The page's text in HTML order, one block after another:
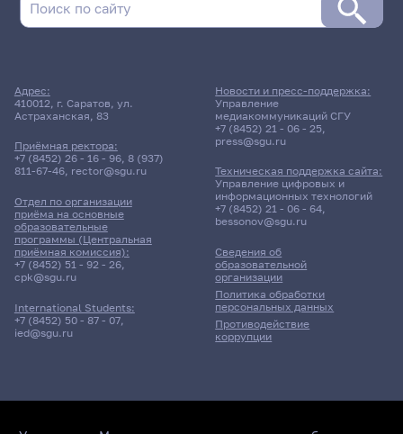
Адрес:
410012, г. Саратов, ул.
Астраханская, 83
Приёмная ректора:
+7 (8452) 26 - 16 - 96, 8 (937)
811-67-46, rector@sgu.ru
Отдел по организации
приёма на основные
образовательные
программы (Центральная
приёмная комиссия):
+7 (8452) 51 - 92 - 26,
cpk@sgu.ru
International Students:
+7 (8452) 50 - 87 - 07,
ied@sgu.ru
Сведения об
образовательной
организации
Политика обработки
персональных данных
Противодействие
коррупции
Новости и пресс-поддержка:
Управление
медиакоммуникаций СГУ
+7 (8452) 21 - 06 - 25,
press@sgu.ru
Техническая поддержка сайта:
Управление цифровых и
информационных технологий
+7 (8452) 21 - 06 - 64,
bessonov@sgu.ru